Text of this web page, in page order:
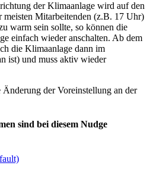
der Klimaanlage wird auf den
meisten Mitarbeitenden (z.B. 17 Uhr)
warm sein sollte, so können die
einfach wieder anschalten. Ab dem
die Klimaanlage dann im
ist) und muss aktiv wieder
der Voreinstellung an der
sind bei diesem Nudge